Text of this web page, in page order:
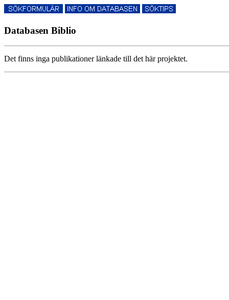
Databasen Biblio
Det finns inga publikationer länkade till det här projektet.